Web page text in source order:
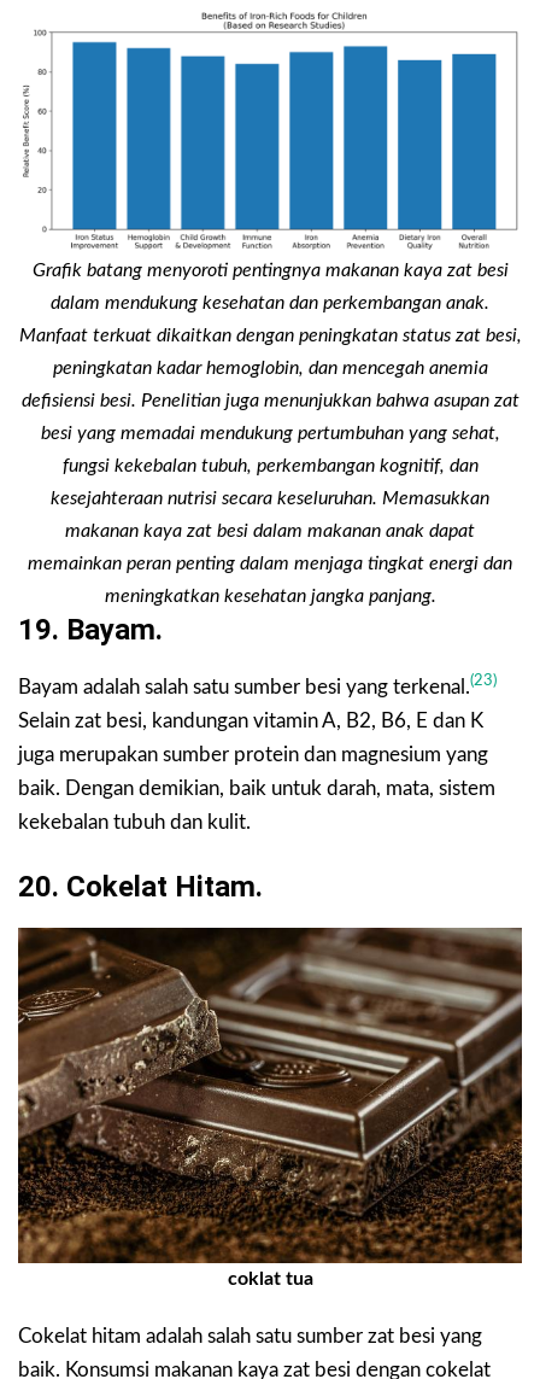
Grafik batang menyoroti pentingnya makanan kaya zat besi
dalam mendukung kesehatan dan perkembangan anak.
Manfaat terkuat dikaitkan dengan peningkatan status zat besi,
peningkatan kadar hemoglobin, dan mencegah anemia
defisiensi besi. Penelitian juga menunjukkan bahwa asupan zat
besi yang memadai mendukung pertumbuhan yang sehat,
fungsi kekebalan tubuh, perkembangan kognitif, dan
kesejahteraan nutrisi secara keseluruhan. Memasukkan
makanan kaya zat besi dalam makanan anak dapat
memainkan peran penting dalam menjaga tingkat energi dan
meningkatkan kesehatan jangka panjang.
19. Bayam.
Bayam adalah salah satu sumber besi yang terkenal.(23)
Selain zat besi, kandungan vitamin A, B2, B6, E dan K
juga merupakan sumber protein dan magnesium yang
baik. Dengan demikian, baik untuk darah, mata, sistem
kekebalan tubuh dan kulit.
20. Cokelat Hitam.
coklat tua
Cokelat hitam adalah salah satu sumber zat besi yang
baik. Konsumsi makanan kaya zat besi dengan cokelat